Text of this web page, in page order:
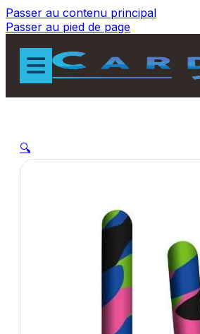
Passer au contenu principal
Passer au pied de page
🔍